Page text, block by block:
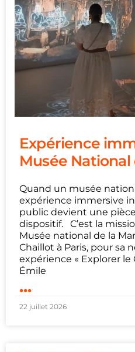
Expérience
Musée National
Quand un musée
expérience immersive
public devient une
dispositif. C’est la
Musée national de la
Chaillot à Paris, pour sa
expérience « Explorer le
Émile
...
22 juillet 2026